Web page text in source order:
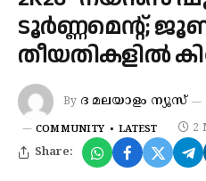
ടൂർണ്ണമെന്റ്; ജൂൺ
തീയതികളിൽ
By ദ മലയാളം ന്യൂസ്
COMMUNITY LATEST 2
Share: